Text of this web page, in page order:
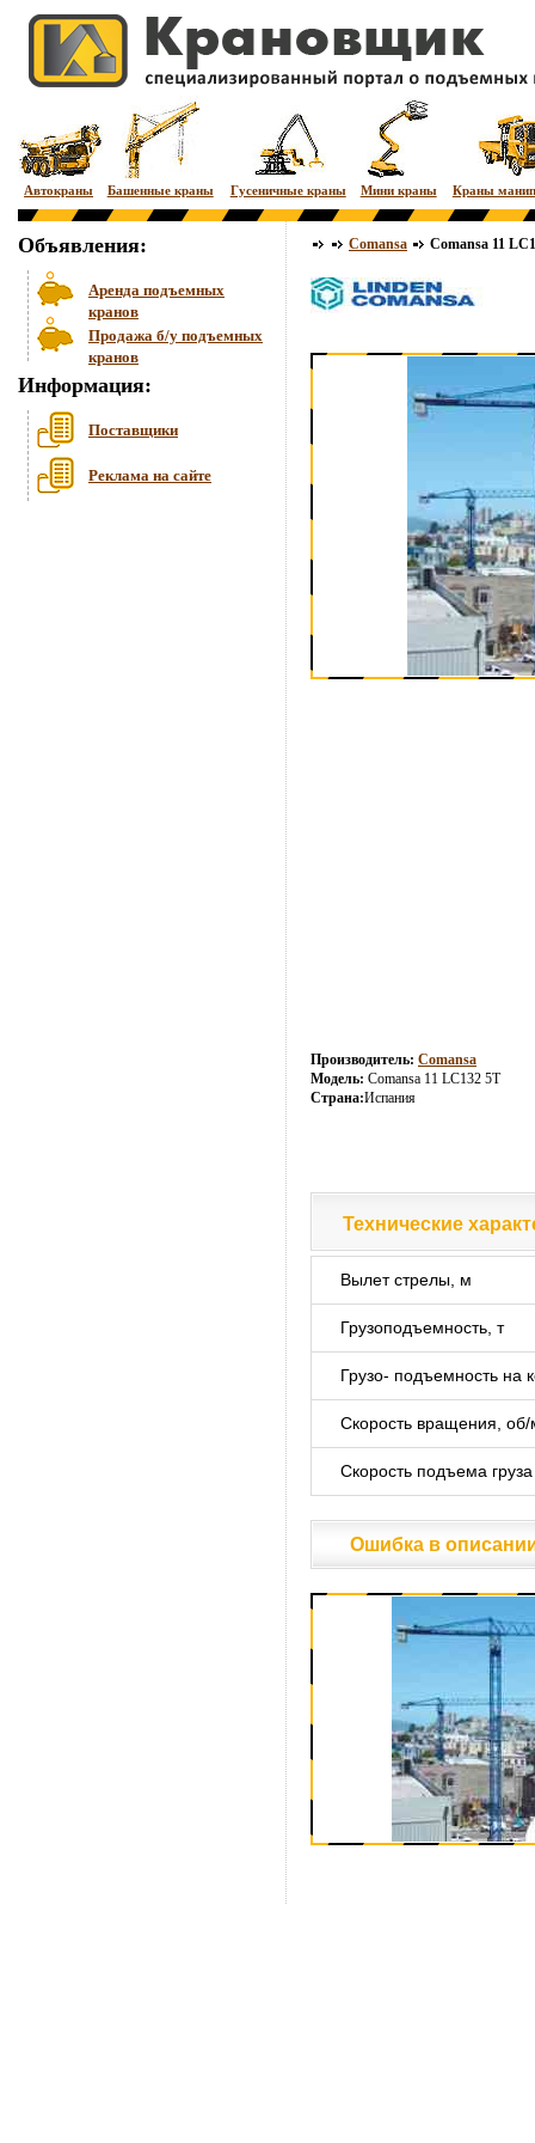
Автокраны Башенные краны Гусеничные краны Мини краны Краны
Объявления:
Аренда подъемных
кранов
Продажа б/у подъемных
кранов
Информация:
Поставщики
Реклама на сайте
Comansa Comansa 11
Производитель: Comansa
Модель: Comansa 11 LC132 5T
Страна:Испания
Технические
Технические
Вылет стрелы, м
Грузоподъемность, т
Грузо- подъемность на
Скорость вращения,
Скорость подъема груза